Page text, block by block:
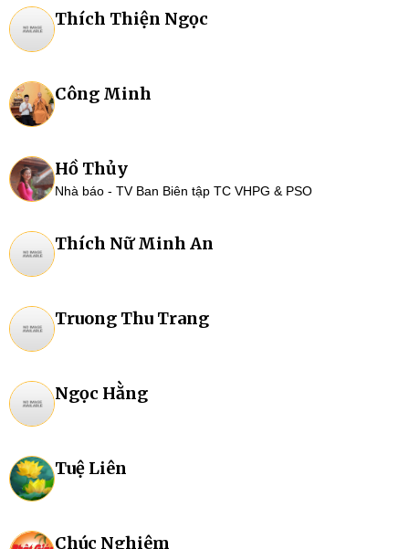
Thích Thiện Ngọc
Công Minh
Hồ Thủy
Nhà báo - TV Ban Biên tập TC VHPG & PSO
Thích Nữ Minh An
Truong Thu Trang
Ngọc Hằng
Tuệ Liên
Chúc Nghiêm